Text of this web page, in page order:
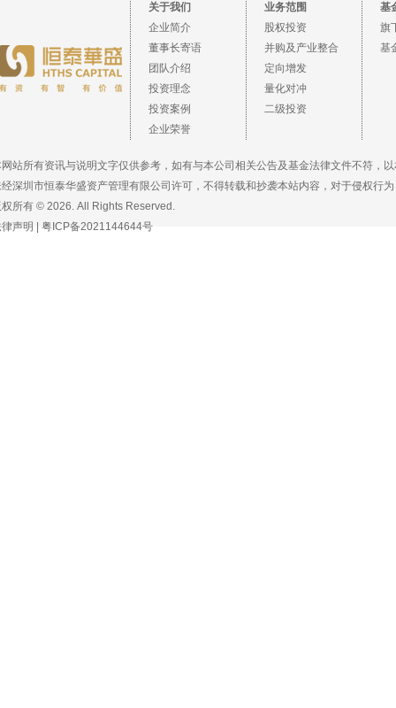
关于我们
企业简介
董事长寄语
团队介绍
投资理念
投资案例
企业荣誉
业务范围
股权投资
并购及产业整合
定向增发
量化对冲
二级投资
基
旗
基
站所有资讯与说明文字仅供参考，如有与本公司相关公告及基金法律文件不符，
深圳市恒泰华盛资产管理有限公司许可，不得转载和抄袭本站内容，对于侵权行
权所有 © 2026. All Rights Reserved.
声明
粤ICP备2021144644号